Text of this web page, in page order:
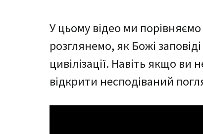
У цьому відео ми
розглянемо, як Божі
цивілізації. Навіть якщо
відкрити несподіваний